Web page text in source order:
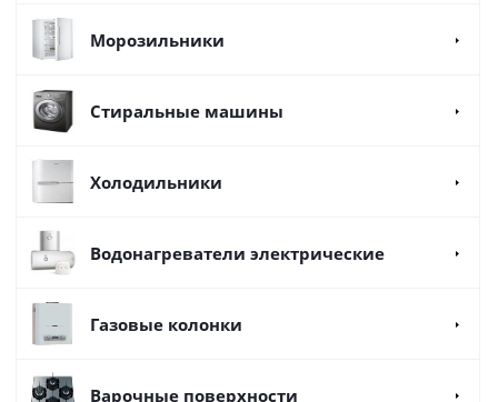
Морозильники
Стиральные машины
Холодильники
Водонагреватели электрические
Газовые колонки
Варочные поверхности